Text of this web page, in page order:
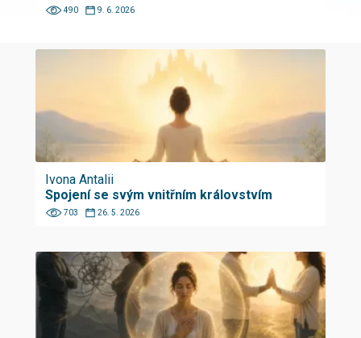
490 9. 6. 2026
Ivona Antalii
Spojení se svým vnitřním královstvím
703 26. 5. 2026